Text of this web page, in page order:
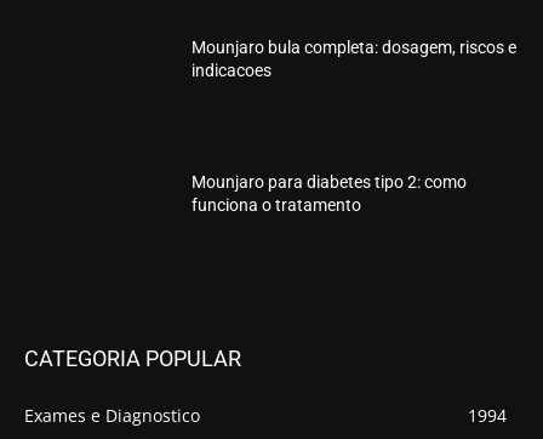
Mounjaro bula completa: dosagem, riscos e
indicacoes
Mounjaro para diabetes tipo 2: como
funciona o tratamento
CATEGORIA POPULAR
Exames e Diagnostico
1994